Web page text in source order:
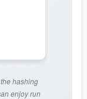
hashing
enjoy run